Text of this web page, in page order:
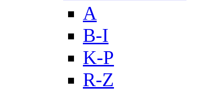
A
B-I
K-P
R-Z